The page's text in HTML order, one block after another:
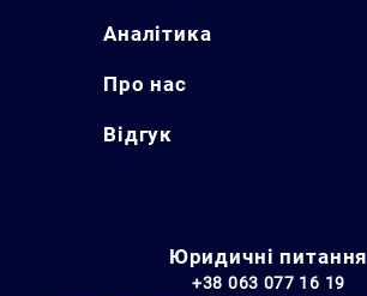
Аналітика
Про нас
Відгук
Юридичні питання
+38 063 077 16 19